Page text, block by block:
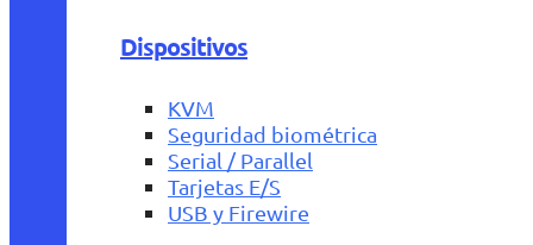
Dispositivos
KVM
Seguridad biométrica
Serial / Parallel
Tarjetas E/S
USB y Firewire